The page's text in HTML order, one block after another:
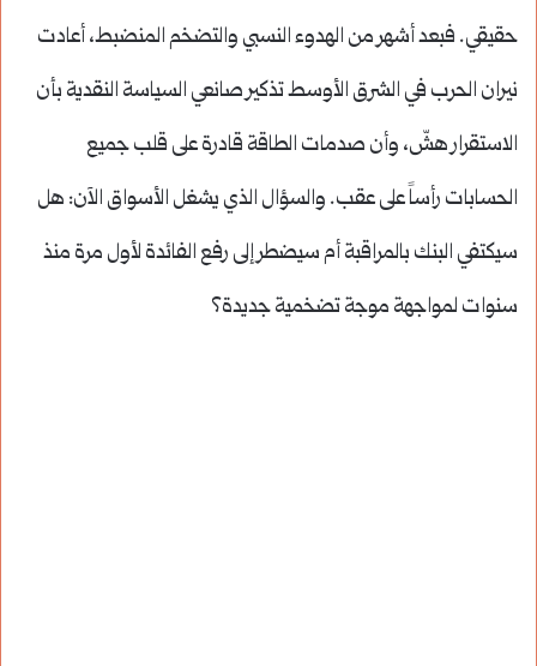
حقيقي. فبعد أشهر من الهدوء النسبي والتضخم المنضبط، أعادت
نيران الحرب في الشرق الأوسط تذكير صانعي السياسة النقدية بأن
الاستقرار هشّ، وأن صدمات الطاقة قادرة على قلب جميع
الحسابات رأساً على عقب. والسؤال الذي يشغل الأسواق الآن: هل
سيكتفي البنك بالمراقبة أم سيضطر إلى رفع الفائدة لأول مرة منذ
سنوات لمواجهة موجة تضخمية جديدة؟